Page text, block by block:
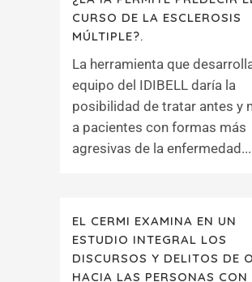
CURSO DE LA ESCLEROSIS
MÚLTIPLE?.
La herramienta que
equipo del IDIBELL daría la
posibilidad de tratar antes y
a pacientes con formas más
agresivas de la
EL CERMI EXAMINA EN UN
ESTUDIO INTEGRAL LOS
DISCURSOS Y DELITOS DE
HACIA LAS PERSONAS CON